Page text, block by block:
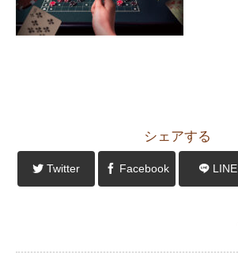
シェアする
Twitter Facebook LINE